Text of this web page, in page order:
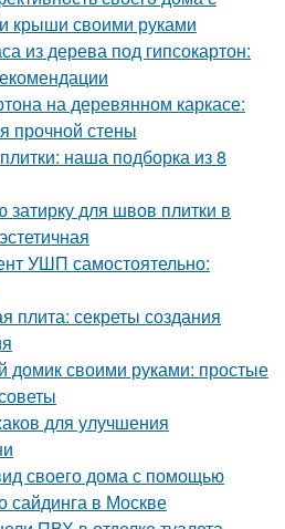
крыши своими руками
из дерева под гипсокартон:
на деревянном каркасе:
прочной стены
наша подборка из 8
для швов плитки в
УШП самостоятельно:
плита: секреты создания
домик своими руками: простые
для улучшения
своего дома с помощью
сайдинга в Москве